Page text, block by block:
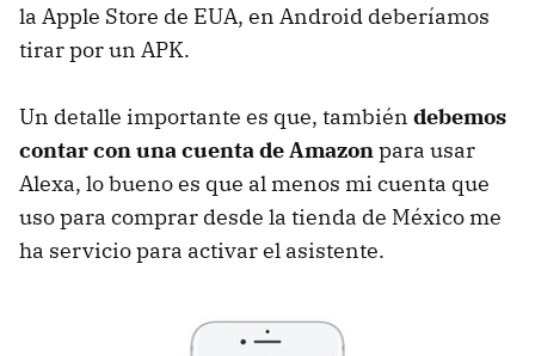
la Apple Store de EUA, en Android deberíamos
tirar por un APK.
Un detalle importante es que, también debemos
contar con una cuenta de Amazonpara usar
Alexa, lo bueno es que al menos mi cuenta que
uso para comprar desde la tienda de México me
ha servicio para activar el asistente.